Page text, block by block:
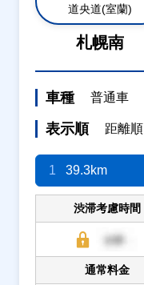
道央道(室蘭)
札幌南
車種 普通車
表示順 距離順
1 39.3km
渋滞考慮時間
通常料金